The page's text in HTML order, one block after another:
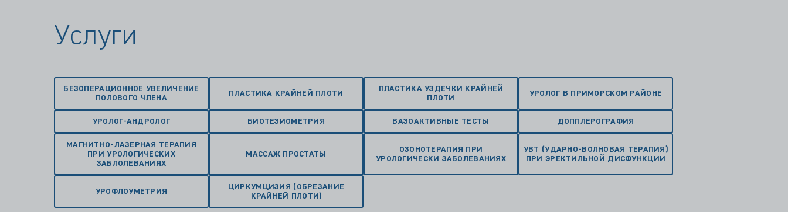
Услуги
БЕЗОПЕРАЦИОННОЕ УВЕЛИЧЕНИЕ
ПОЛОВОГО ЧЛЕНА
ПЛАСТИКА КРАЙНЕЙ ПЛОТИ
ПЛАСТИКА УЗДЕЧКИ КРАЙНЕЙ
ПЛОТИ
УРОЛОГ В ПРИМОРСКОМ РАЙОНЕ
УРОЛОГ-АНДРОЛОГ БИОТЕЗИОМЕТРИЯ ВАЗОАКТИВНЫЕ ТЕСТЫ ДОППЛЕРОГРАФИЯ
МАГНИТНО-ЛАЗЕРНАЯ ТЕРАПИЯ
ПРИ УРОЛОГИЧЕСКИХ
ЗАБЛОЛЕВАНИЯХ
МАССАЖ ПРОСТАТЫ
ОЗОНОТЕРАПИЯ ПРИ
УРОЛОГИЧЕСКИ ЗАБОЛЕВАНИЯХ
УВТ (УДАРНО-ВОЛНОВАЯ ТЕРАПИЯ)
ПРИ ЭРЕКТИЛЬНОЙ ДИСФУНКЦИИ
УРОФЛОУМЕТРИЯ
ЦИРКУМЦИЗИЯ (ОБРЕЗАНИЕ
КРАЙНЕЙ ПЛОТИ)